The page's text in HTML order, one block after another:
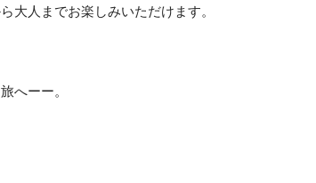
大人までお楽しみいただけます。
へーー。